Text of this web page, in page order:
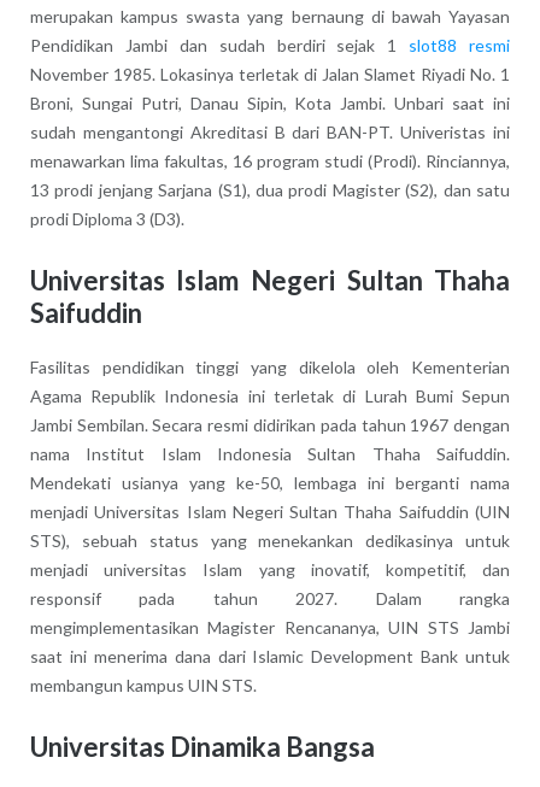
merupakan kampus swasta yang bernaung di bawah Yayasan
Pendidikan Jambi dan sudah berdiri sejak 1 slot88 resmi
November 1985. Lokasinya terletak di Jalan Slamet Riyadi No. 1
Broni, Sungai Putri, Danau Sipin, Kota Jambi. Unbari saat ini
sudah mengantongi Akreditasi B dari BAN-PT. Univeristas ini
menawarkan lima fakultas, 16 program studi (Prodi). Rinciannya,
13 prodi jenjang Sarjana (S1), dua prodi Magister (S2), dan satu
prodi Diploma 3 (D3).
Universitas Islam Negeri Sultan Thaha
Saifuddin
Fasilitas pendidikan tinggi yang dikelola oleh Kementerian
Agama Republik Indonesia ini terletak di Lurah Bumi Sepun
Jambi Sembilan. Secara resmi didirikan pada tahun 1967 dengan
nama Institut Islam Indonesia Sultan Thaha Saifuddin.
Mendekati usianya yang ke-50, lembaga ini berganti nama
menjadi Universitas Islam Negeri Sultan Thaha Saifuddin (UIN
STS), sebuah status yang menekankan dedikasinya untuk
menjadi universitas Islam yang inovatif, kompetitif, dan
responsif pada tahun 2027. Dalam rangka
mengimplementasikan Magister Rencananya, UIN STS Jambi
saat ini menerima dana dari Islamic Development Bank untuk
membangun kampus UIN STS.
Universitas Dinamika Bangsa